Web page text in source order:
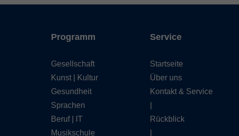
Programm
Gesellschaft
Kunst | Kultur
Gesundheit
Sprachen
Beruf | IT
Musikschule
Service
Startseite
Über uns
Kontakt & Service
Rückblick